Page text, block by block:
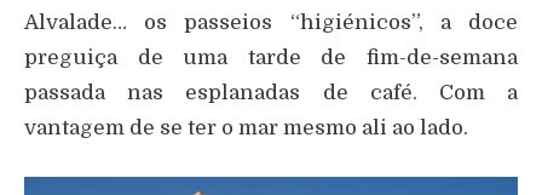
Alvalade… os passeios “higiénicos”, a doce
preguiça de uma tarde de fim-de-semana
passada nas esplanadas de café. Com a
vantagem de se ter o mar mesmo ali ao lado.